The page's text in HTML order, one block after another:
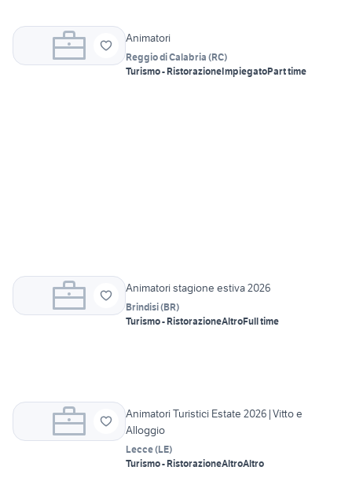
Animatori
Reggio di Calabria (RC)
Turismo - RistorazioneImpiegatoPart time
Animatori stagione estiva 2026
Brindisi(BR)
Turismo - RistorazioneAltroFull time
Animatori Turistici Estate 2026|Vitto e
Alloggio
Lecce(LE)
Turismo - RistorazioneAltroAltro